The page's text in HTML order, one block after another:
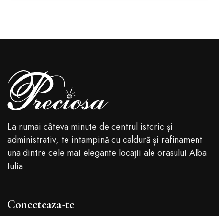
La numai câteva minute de centrul istoric și
administrativ, te intampină cu caldură și rafinament
una dintre cele mai elegante locații ale orasului Alba
Iulia
Conecteaza-te